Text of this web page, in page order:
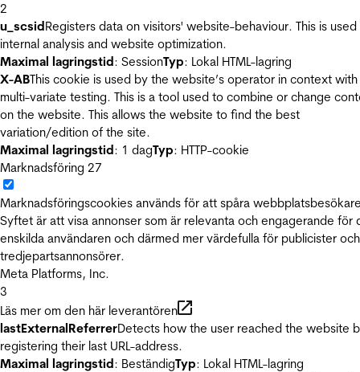
2
u_scsidRegisters data on visitors' website-behaviour. This is
internal analysis and website optimization.
Maximal lagringstid: SessionTyp: Lokal HTML-lagring
X-ABThis cookie is used by the website’s operator in context with
multi-variate testing. This is a tool used to combine or change
on the website. This allows the website to find the best
variation/edition of the site.
Maximal lagringstid: 1 dagTyp: HTTP-cookie
Marknadsföring 27
Marknadsföringscookies används för att spåra
Syftet är att visa annonser som är relevanta och engagerande för
enskilda användaren och därmed mer värdefulla för publicister och
tredjepartsannonsörer.
Meta Platforms, Inc.
3
Läs mer om den här leverantören
lastExternalReferrerDetects how the user reached the website
registering their last URL-address.
Maximal lagringstid: BeständigTyp: Lokal HTML-lagring